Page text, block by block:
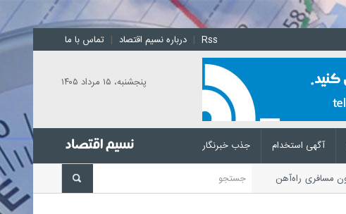
تماس با ما | درباره نسیم اقتصاد | Rss
پنجشنبه، ۱۵ مرداد ۱۴۰۵
جذب خبرنگار آگهی استخدام
معاون مسافری راه‌آهن جمهوری اسلامی ایران